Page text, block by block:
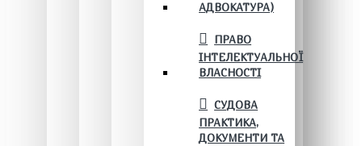
АДВОКАТУРА)
ПРАВО
ІНТЕЛЕКТУАЛЬНОЇ
ВЛАСНОСТІ
СУДОВА
ПРАКТИКА,
ДОКУМЕНТИ ТА